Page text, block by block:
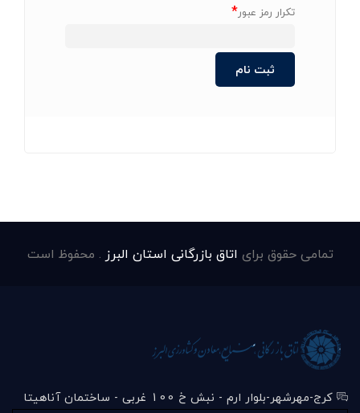
تکرار رمز عبور*
تمامی حقوق برای اتاق بازرگانی استان البرز . محفوظ است
کرج-مهرشهر-بلوار ارم - نبش خ 100 غربی - ساختمان آناهیتا